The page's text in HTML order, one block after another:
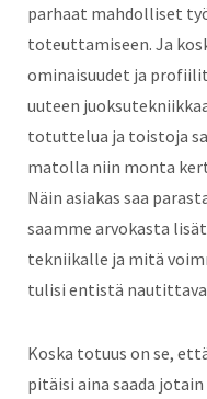
parhaat mahdolliset
toteuttamiseen. Ja
ominaisuudet ja
uuteen
totuttelua ja toistoja
matolla niin monta
Näin asiakas saa
saamme arvokasta
tekniikalle ja mitä
tulisi entistä
Koska totuus on se,
pitäisi aina saada